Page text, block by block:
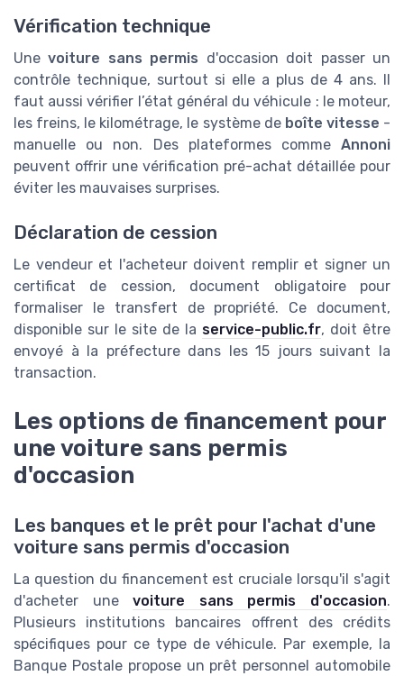
Vérification technique
Unevoiture sans permis d'occasion doit passer un
contrôle technique, surtout si elle a plus de 4 ans. Il
faut aussi vérifier l’état général du véhicule : le moteur,
les freins, le kilométrage, le système de boîte vitesse -
manuelle ou non. Des plateformes comme Annoni
peuvent offrir une vérification pré-achat détaillée pour
éviter les mauvaises surprises.
Déclaration de cession
Le vendeur et l'acheteur doivent remplir et signer un
certificat de cession, document obligatoire pour
formaliser le transfert de propriété. Ce document,
disponible sur le site de la service-public.fr, doit être
envoyé à la préfecture dans les 15 jours suivant la
transaction.
Les options de financement pour
une voiture sans permis
d'occasion
Les banques et le prêt pour l'achat d'une
voiture sans permis d'occasion
La question du financement est cruciale lorsqu'il s'agit
d'acheter unevoiture sans permis d'occasion.
Plusieurs institutions bancaires offrent des crédits
spécifiques pour ce type de véhicule. Par exemple, la
Banque Postale propose un prêt personnel automobile